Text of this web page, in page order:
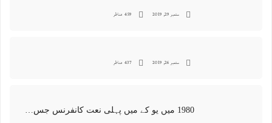
ستمبر 29, 2019 459 مناظر
ستمبر 26, 2019 437 مناظر